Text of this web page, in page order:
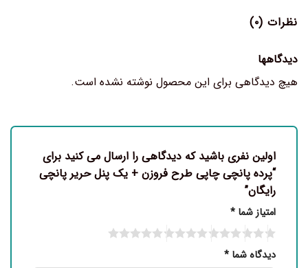
نظرات (۰)
دیدگاهها
هیچ دیدگاهی برای این محصول نوشته نشده است.
اولین نفری باشید که دیدگاهی را ارسال می کنید برای
“پرده پانچی چاپی طرح فروزن + یک پنل حریر پانچی
رایگان”
امتیاز شما *
دیدگاه شما *